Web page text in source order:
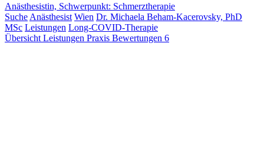
Anästhesistin, Schwerpunkt: Schmerztherapie
Suche Anästhesist Wien Dr. Michaela Beham-Kacerovsky, PhD
MSc Leistungen Long-COVID-Therapie
Übersicht Leistungen Praxis Bewertungen 6